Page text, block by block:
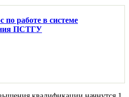
работе в системе
ПСТГУ